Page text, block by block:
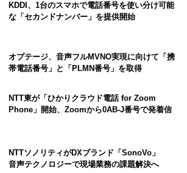
KDDI、1台のスマホで電話番号を使い分け可能
な「セカンドナンバー」を提供開始
オプテージ、音声フルMVNO実現に向けて「携
帯電話番号」と「PLMN番号」を取得
NTT東が「ひかりクラウド電話 for Zoom
Phone」開始、Zoomから0AB-J番号で発着信
NTTソノリティがDXブランド「SonoVo」
音声テクノロジーで現場業務の課題解決へ